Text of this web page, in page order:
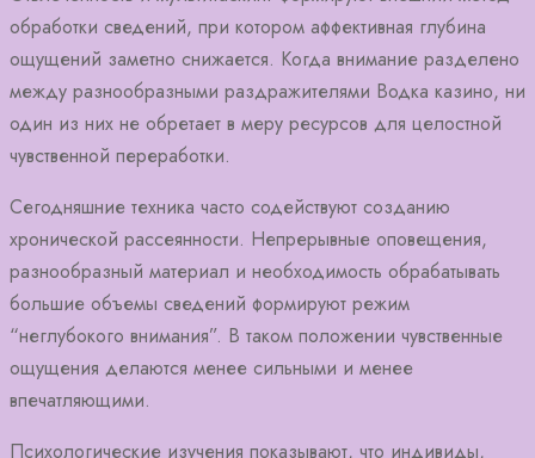
обработки сведений, при котором аффективная глубина
ощущений заметно снижается. Когда внимание разделено
между разнообразными раздражителями Водка казино, ни
один из них не обретает в меру ресурсов для целостной
чувственной переработки.
Сегодняшние техника часто содействуют созданию
хронической рассеянности. Непрерывные оповещения,
разнообразный материал и необходимость обрабатывать
большие объемы сведений формируют режим
“неглубокого внимания”. В таком положении чувственные
ощущения делаются менее сильными и менее
впечатляющими.
Психологические изучения показывают, что индивиды,